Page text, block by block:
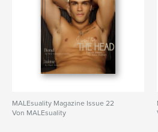
MALEsuality Magazine Issue 22
Von MALEsuality